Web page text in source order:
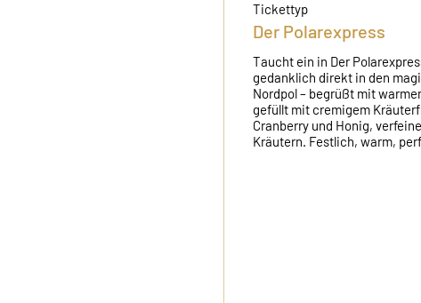
Tickettyp
Der Polarexpress
Taucht ein in Der
gedanklich direkt in den
Nordpol – begrüßt mit
gefüllt mit cremigem
Cranberry und Honig,
Kräutern. Festlich, warm,